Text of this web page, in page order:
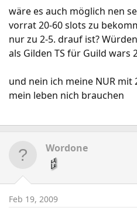
wäre es auch möglich nen
vorrat 20-60 slots zu
nur zu 2-5. drauf ist?
als Gilden TS für Guild wars
und nein ich meine NUR
mein leben nich brauchen
Wordone
Feb 19, 2009